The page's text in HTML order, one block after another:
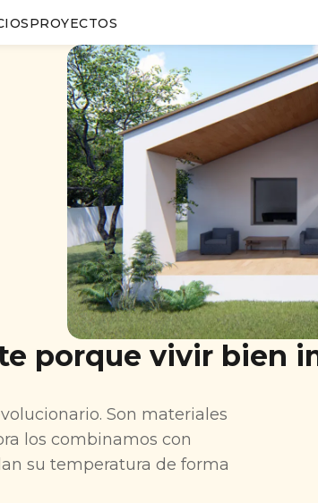
PROYECTOS
porque vivir bien
Son materiales
los combinamos con
su temperatura de forma